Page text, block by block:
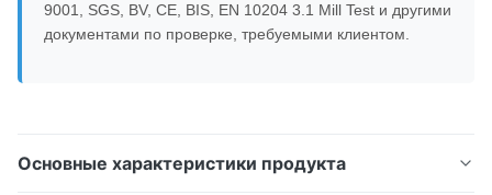
9001, SGS, BV, CE, BIS, EN 10204 3.1 Mill Test и другими
документами по проверке, требуемыми клиентом.
Основные характеристики продукта